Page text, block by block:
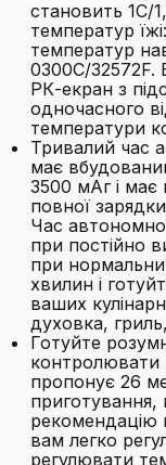
становить 1C/
температур
температур
0300C/32572F.
РК-екран з
одночасного
температури
Тривалий час
має
3500 мАг і має
повної
Час
при постійно
при
хвилин і
ваших
духовка,
Готуйте
контролювати
пропонує 26
приготування,
вам легко
регулювати